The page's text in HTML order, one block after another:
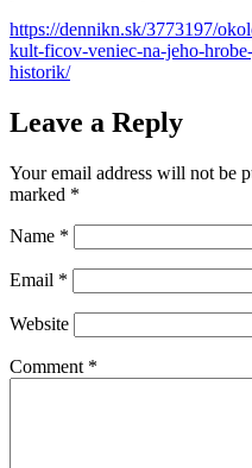
https://dennikn.sk/3773197/
kult-ficov-veniec-na-jeho-
historik/
Leave a Reply
Your email address will not be
marked *
Name *
Email *
Website
Comment *